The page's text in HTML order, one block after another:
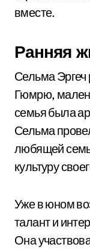
вместе.
Ранняя
Сельма Эргеч
Гюмрю,
семья была
Сельма
любящей
культуру
Уже в юном
талант и
Она